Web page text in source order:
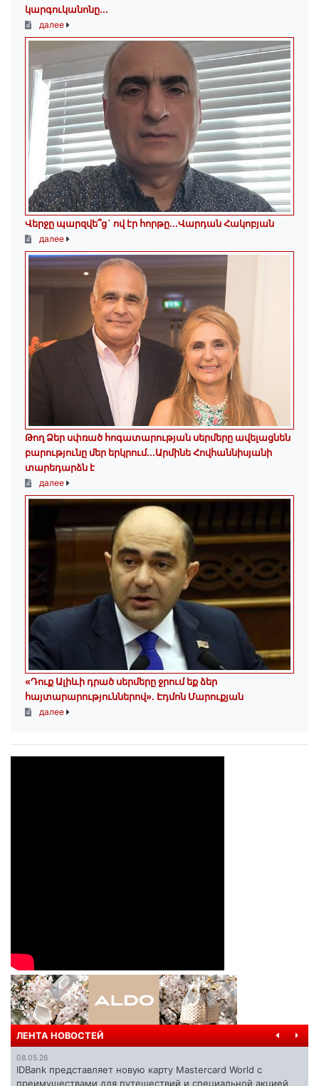
կարգուկանոնը...
далее
Վերջը պարզվե՞ց` ով էր հորթը...Վարդան Հակոբյան
далее
Թող Ձեր սփռած հոգատարության սերմերը ավելացնեն
բարությունը մեր երկրում․․․Արմինե Հովհաննիսյանի
տարեդարձն է
далее
«Դուք Ալիևի դրած սերմերը ջրում եք ձեր
հայտարարություններով»․ Էդմոն Մարուքյան
далее
ЛЕНТА НОВОСТЕЙ
08.05.26
IDBank представляет новую карту Mastercard World с
преимуществами для путешествий и специальной акцией